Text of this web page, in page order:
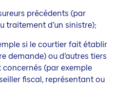
précédents (par
traitement d’un sinistre);
si le courtier fait établir
demande) ou d’autres tiers
concernés (par exemple
fiscal, représentant ou